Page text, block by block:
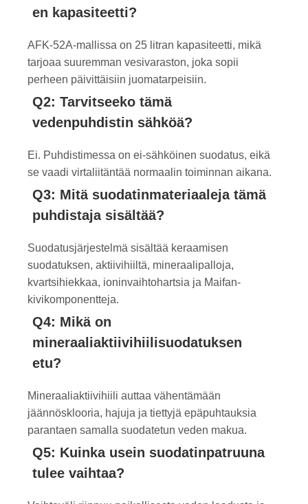
en kapasiteetti?
AFK-52A-mallissa on 25 litran kapasiteetti, mikä
tarjoaa suuremman vesivaraston, joka sopii
perheen päivittäisiin juomatarpeisiin.
Q2: Tarvitseeko tämä
vedenpuhdistin sähköä?
Ei. Puhdistimessa on ei-sähköinen suodatus, eikä
se vaadi virtaliitäntää normaalin toiminnan aikana.
Q3: Mitä suodatinmateriaaleja tämä
puhdistaja sisältää?
Suodatusjärjestelmä sisältää keraamisen
suodatuksen, aktiivihiiltä, ​​mineraalipalloja,
kvartsihiekkaa, ioninvaihtohartsia ja Maifan-
kivikomponentteja.
Q4: Mikä on
mineraaliaktiivihiilisuodatuksen
etu?
Mineraaliaktiivihiili auttaa vähentämään
jäännösklooria, hajuja ja tiettyjä epäpuhtauksia
parantaen samalla suodatetun veden makua.
Q5: Kuinka usein suodatinpatruuna
tulee vaihtaa?